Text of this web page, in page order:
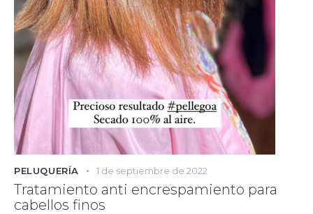
PELUQUERÍA 1 de septiembre de 2022
Tratamiento anti encrespamiento para
cabellos finos